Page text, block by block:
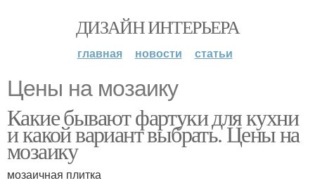
ДИЗАЙН ИНТЕРЬЕРА
главная новости статьи
Цены на мозаику
Какие бывают фартуки для кухни
и какой вариант выбрать. Цены на
мозаику
мозаичная плитка